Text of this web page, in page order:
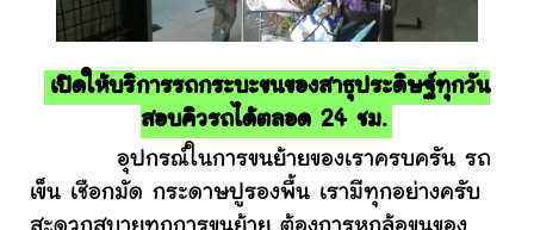
เปิดให้บริการรถกระบะขนของสาธุประดิษฐ์ทุกวัน
สอบคิวรถได้ตลอด 24 ชม.
อุปกรณ์ในการขนย้ายของเราครบครัน รถ
เข็น เชือกมัด กระดาษปูรองพื้น เรามีทุกอย่างครับ